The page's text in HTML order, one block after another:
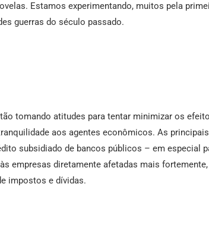
Estamos experimentando, muitos pela
guerras do século passado.
tomando atitudes para tentar minimizar os
aos agentes econômicos. As
subsidiado de bancos públicos – em especial
empresas diretamente afetadas mais
impostos e dívidas.